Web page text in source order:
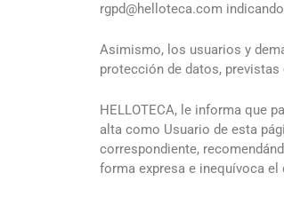
rgpd@helloteca.com
Asimismo, los usuarios y
protección de datos,
HELLOTECA, le informa que
alta como Usuario de esta
correspondiente,
forma expresa e inequívoca